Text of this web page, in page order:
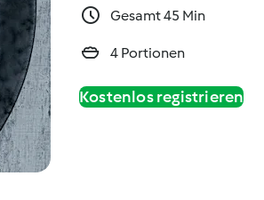
Gesamt 45 Min
4 Portionen
Kostenlos registrieren